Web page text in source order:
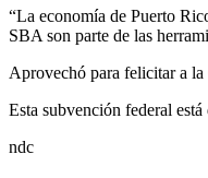
“La economía de Puerto
SBA son parte de las
Aprovechó para felicitar a
Esta subvención federal
ndc